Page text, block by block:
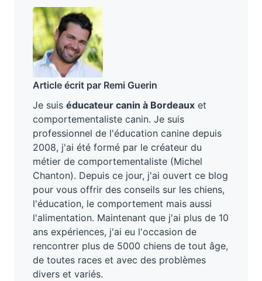
Article écrit par Remi Guerin
Je suis éducateur canin à Bordeaux et
comportementaliste canin. Je suis
professionnel de l'éducation canine depuis
2008, j'ai été formé par le créateur du
métier de comportementaliste (Michel
Chanton). Depuis ce jour, j'ai ouvert ce blog
pour vous offrir des conseils sur les chiens,
l'éducation, le comportement mais aussi
l'alimentation. Maintenant que j'ai plus de 10
ans expériences, j'ai eu l'occasion de
rencontrer plus de 5000 chiens de tout âge,
de toutes races et avec des problèmes
divers et variés.